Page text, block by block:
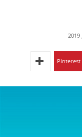
Pinterest